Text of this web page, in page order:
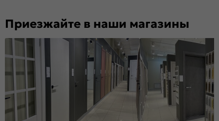
Приезжайте в наши магазины